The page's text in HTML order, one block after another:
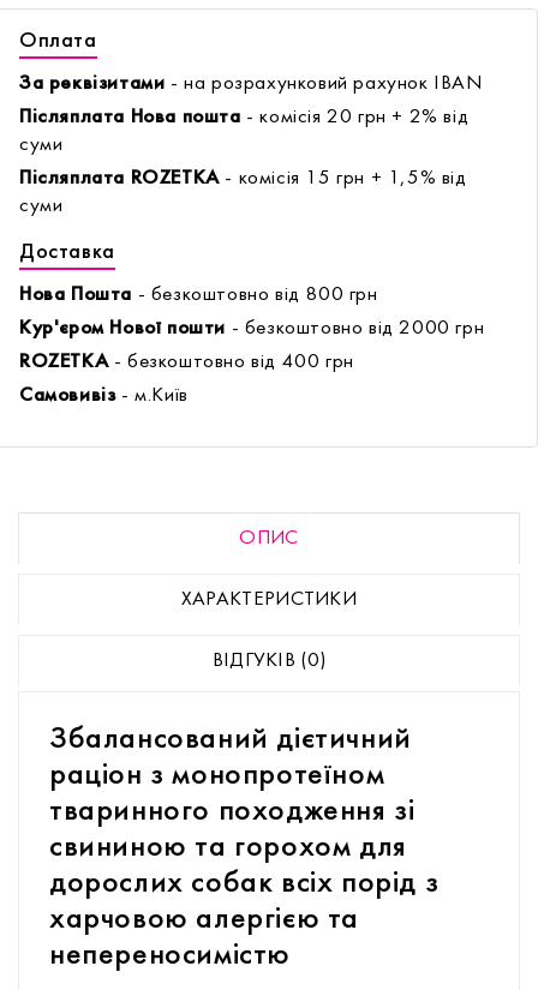
Оплата
За реквізитами - на розрахунковий рахунок IBAN
Післяплата Нова пошта - комісія 20 грн + 2% від
суми
Післяплата ROZETKA- комісія 15 грн + 1,5% від
суми
Доставка
Нова Пошта - безкоштовно від 800 грн
Кур'єром Нової пошти - безкоштовно від 2000 грн
ROZETKA- безкоштовно від 400 грн
Самовивіз- м.Київ
ОПИС
ХАРАКТЕРИСТИКИ
ВІДГУКІВ (0)
Збалансований дієтичний
раціон з монопротеїном
тваринного походження зі
свининою та горохом для
дорослих собак всіх порід з
харчовою алергією та
непереносимістю